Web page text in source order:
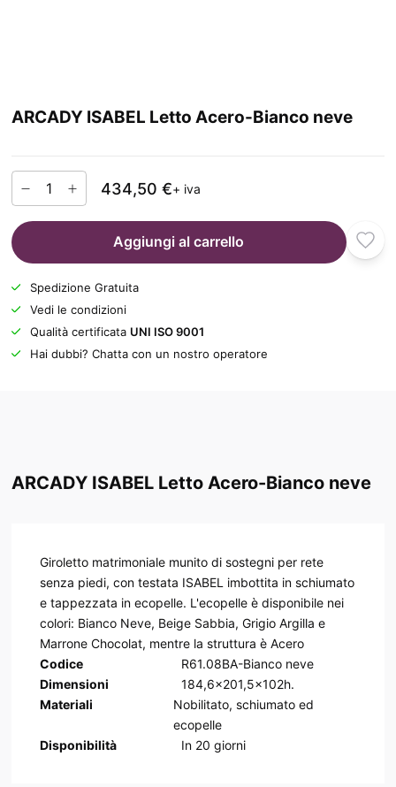
ARCADY ISABEL Letto Acero-Bianco neve
434,50 €+ iva
Aggiungi al carrello
Spedizione Gratuita
Vedi le condizioni
Qualità certificata UNI ISO 9001
Hai dubbi? Chatta con un nostro operatore
ARCADY ISABEL Letto Acero-Bianco neve
Giroletto matrimoniale munito di sostegni per rete
senza piedi, con testata ISABEL imbottita in schiumato
e tappezzata in ecopelle. L'ecopelle è disponibile nei
colori: Bianco Neve, Beige Sabbia, Grigio Argilla e
Marrone Chocolat, mentre la struttura è Acero
Codice
R61.08BA-Bianco neve
Dimensioni
184,6x201,5x102h.
Materiali
Nobilitato, schiumato ed
ecopelle
Disponibilità
In 20 giorni